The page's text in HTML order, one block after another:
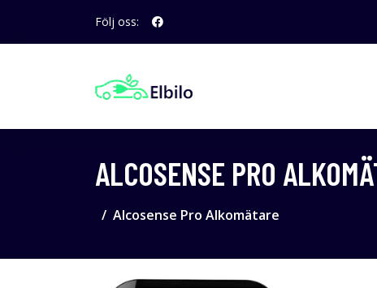
Följ oss:
ALCOSENSE PRO
Alcosense Pro Alkomätare